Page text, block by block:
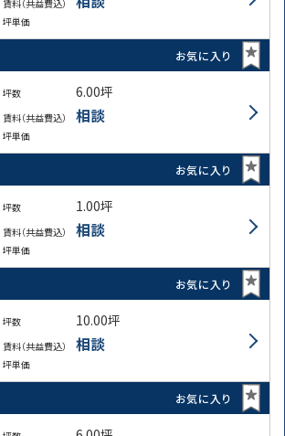
賃料（共益費込）
坪単価
お気に入り
坪数 6.00坪
賃料（共益費込） 相談
坪単価
お気に入り
坪数 1.00坪
賃料（共益費込） 相談
坪単価
お気に入り
坪数 10.00坪
賃料（共益費込） 相談
坪単価
お気に入り